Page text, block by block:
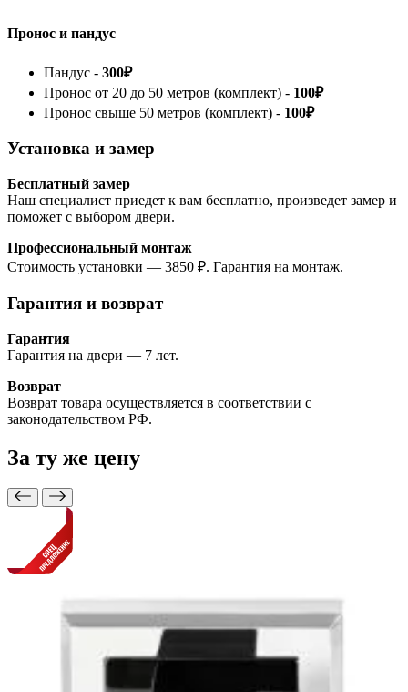
Пронос и пандус
Пандус - 300₽
Пронос от 20 до 50 метров (комплект) - 100₽
Пронос свыше 50 метров (комплект) - 100₽
Установка и замер
Бесплатный замер
Наш специалист приедет к вам бесплатно, произведет замер и
поможет с выбором двери.
Профессиональный монтаж
Стоимость установки — 3850 ₽. Гарантия на монтаж.
Гарантия и возврат
Гарантия
Гарантия на двери — 7 лет.
Возврат
Возврат товара осуществляется в соответствии с
законодательством РФ.
За ту же цену